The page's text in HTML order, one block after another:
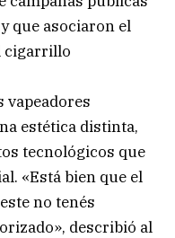
que asociaron el
cigarrillo
vapeadores
estética distinta,
tecnológicos que
«Está bien que el
no tenés
describió al